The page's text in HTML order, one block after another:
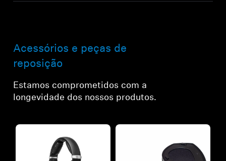
Acessórios e peças de
reposição
Estamos comprometidos com a
longevidade dos nossos produtos.